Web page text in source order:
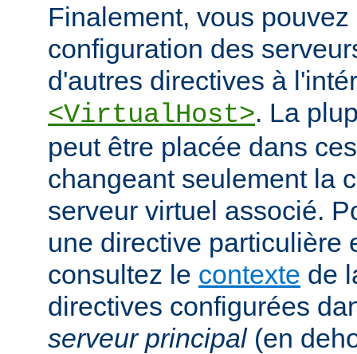
Finalement, vous pouvez
configuration des
d'autres directives à
<VirtualHost>. La
peut être placée dans
changeant seulement la
serveur virtuel associé.
une directive particulière
consultez le contexte de
directives configurées
serveur principal(en